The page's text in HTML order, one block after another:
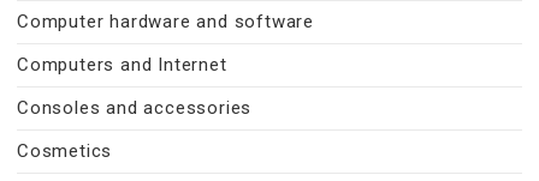
Computer hardware and software
Computers and Internet
Consoles and accessories
Cosmetics